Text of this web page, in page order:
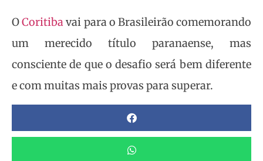
OCoritibavai para o Brasileirão comemorando
um merecido título paranaense, mas
consciente de que o desafio será bem diferente
e com muitas mais provas para superar.